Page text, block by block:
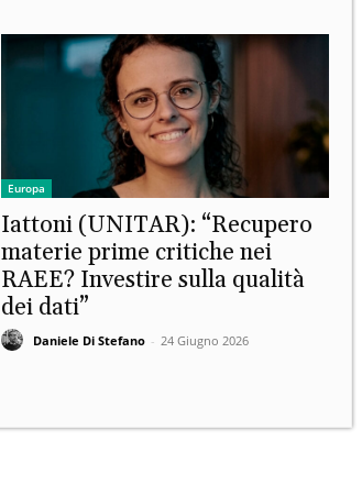
Europa
Iattoni (UNITAR): “Recupero
materie prime critiche nei
RAEE? Investire sulla qualità
dei dati”
Daniele Di Stefano - 24 Giugno 2026